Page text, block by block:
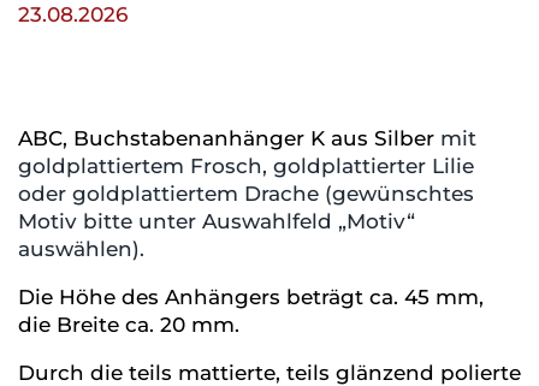
23.08.2026
ABC, Buchstabenanhänger K aus Silber mit
goldplattiertem Frosch, goldplattierter Lilie
oder goldplattiertem Drache (gewünschtes
Motiv bitte unter Auswahlfeld „Motiv“
auswählen).
Die Höhe des Anhängers beträgt ca. 45 mm,
die Breite ca. 20 mm.
Durch die teils mattierte, teils glänzend polierte